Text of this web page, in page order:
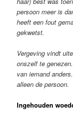
persoon meer is
heeft een fout
gekwetst.
Vergeving vindt
onszelf te
van iemand
alleen de persoon.
Ingehouden